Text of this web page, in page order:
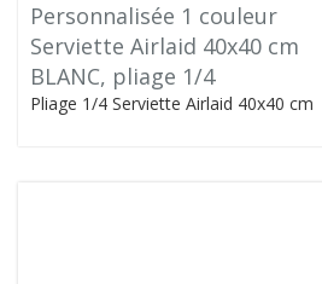
Personnalisée 1 couleur
Serviette Airlaid 40x40 cm
BLANC, pliage 1/4
Pliage 1/4 Serviette Airlaid 40x40 cm